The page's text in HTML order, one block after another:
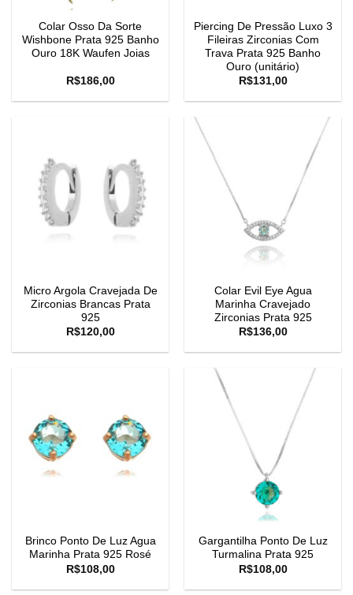
Colar Osso Da Sorte
Wishbone Prata 925 Banho
Ouro 18K Waufen Joias
R$186,00
Piercing De Pressão Luxo 3
Fileiras Zirconias Com
Trava Prata 925 Banho
Ouro (unitário)
R$131,00
Micro Argola Cravejada De
Zirconias Brancas Prata
925
R$120,00
Colar Evil Eye Agua
Marinha Cravejado
Zirconias Prata 925
R$136,00
Brinco Ponto De Luz Agua
Marinha Prata 925 Rosé
R$108,00
Gargantilha Ponto De Luz
Turmalina Prata 925
R$108,00